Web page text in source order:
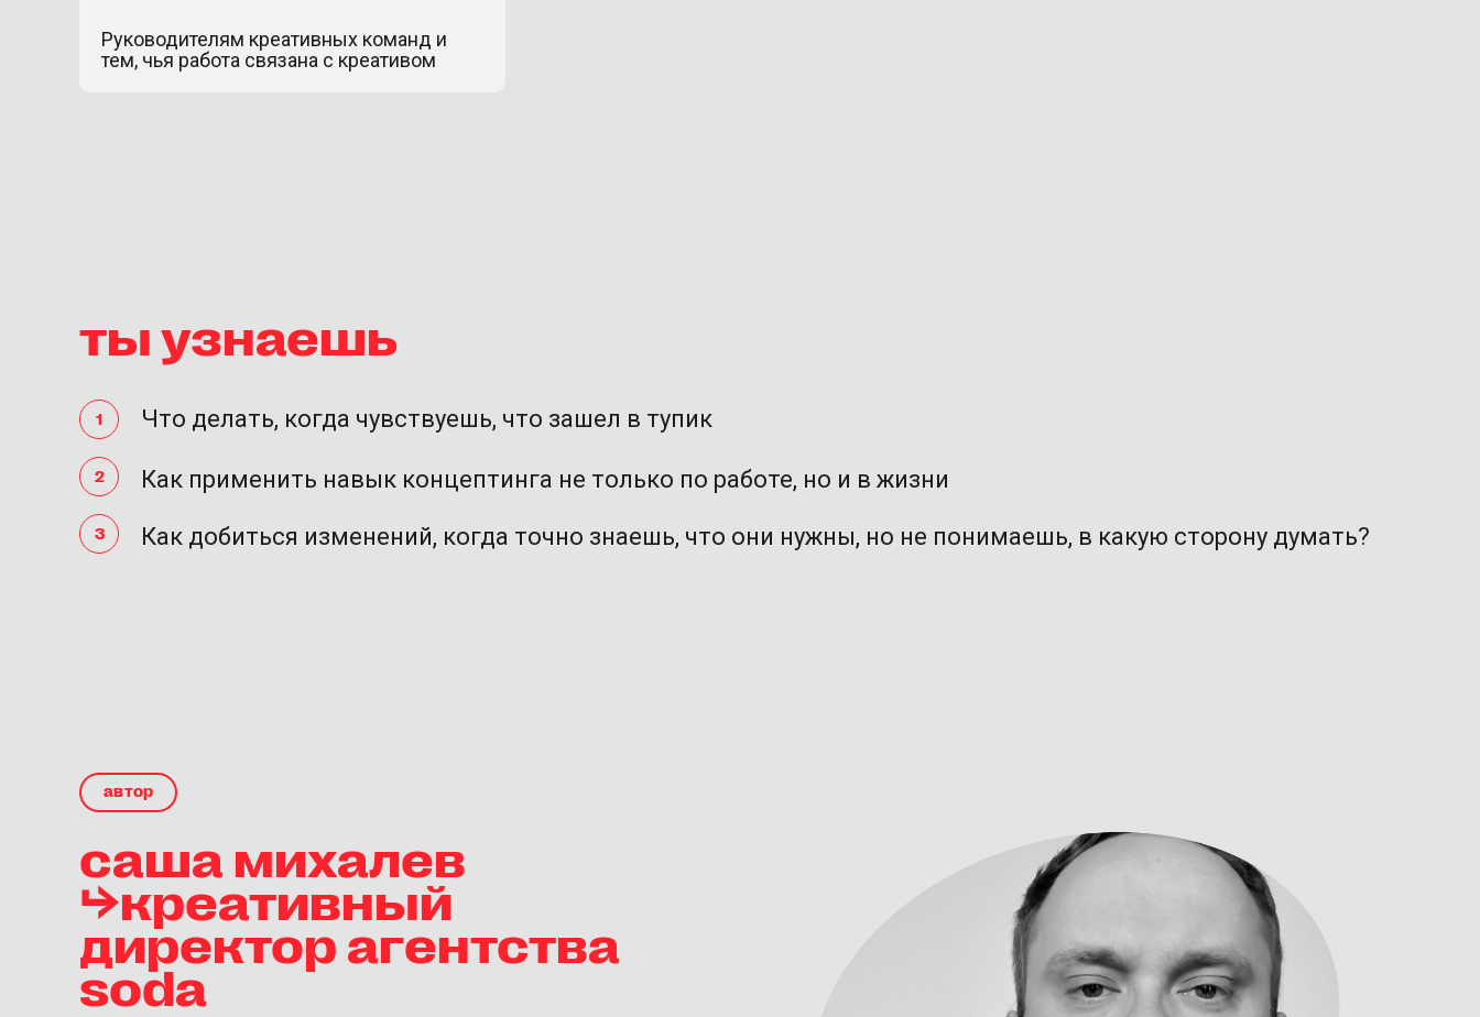
Руководителям креативных команд и
тем, чья работа связана с креативом
ты узнаешь
Что делать, когда чувствуешь, что зашел в тупик
Как применить навык концептинга не только по работе, но и в жизни
Как добиться изменений, когда точно знаешь, что они нужны, но не понимаешь, в какую сторону думать?
автор
саша михалев
⮡креативный
директор агентства
soda